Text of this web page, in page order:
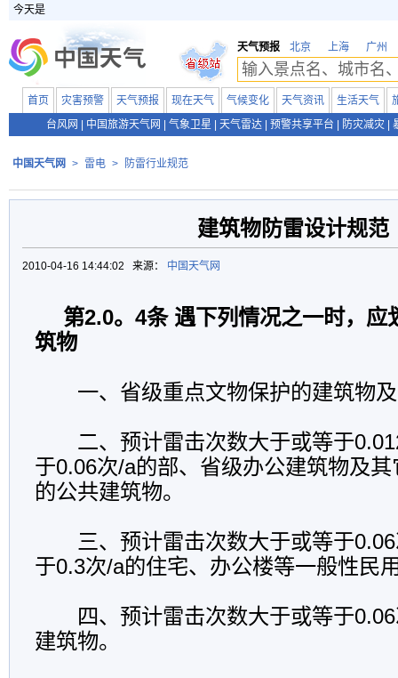
今天是
天气预报 北京 上海 广州
首页 灾害预警 天气预报 现在天气 气候变化 天气资讯 生活天气
台风网
中国旅游天气网 气象卫星 天气雷达 预警共享平台 防灾减灾
中国天气网 > 雷电 > 防雷行业规范
建筑物防雷设计规范
2010-04-16 14:44:02 来源： 中国天气网
第2.0。4条 遇下列情况之一时，应
筑物
一、省级重点文物保护的建筑物及
二、预计雷击次数大于或等于
于0.06次/a的部、省级办公建筑物及
的公共建筑物。
三、预计雷击次数大于或等于0.06
于0.3次/a的住宅、办公楼等一般性民
四、预计雷击次数大于或等于0.06
建筑物。